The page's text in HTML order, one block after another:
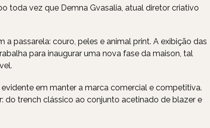
toda vez que Demna Gvasalia, atual diretor criativo
passarela: couro, peles e animal print. A exibição das
para inaugurar uma nova fase da maison, tal
em manter a marca comercial e competitiva.
do trench clássico ao conjunto acetinado de blazer e